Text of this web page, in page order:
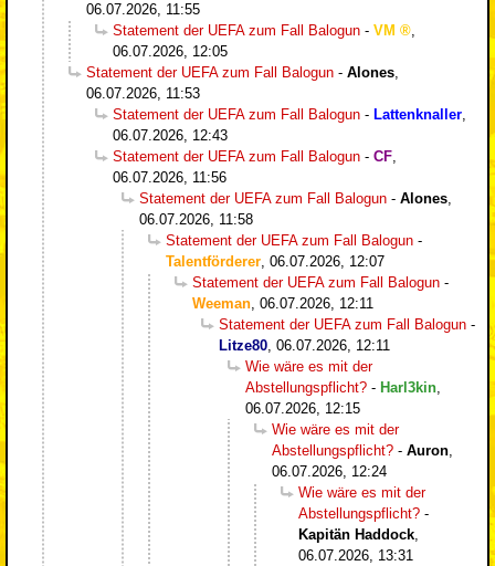
06.07.2026, 11:55
Statement der UEFA zum Fall Balogun - VM
,
06.07.2026, 12:05
Statement der UEFA zum Fall Balogun - Alones,
06.07.2026, 11:53
Statement der UEFA zum Fall Balogun - Lattenknaller,
06.07.2026, 12:43
Statement der UEFA zum Fall Balogun - CF,
06.07.2026, 11:56
Statement der UEFA zum Fall Balogun - Alones,
06.07.2026, 11:58
Statement der UEFA zum Fall Balogun -
Talentförderer, 06.07.2026, 12:07
Statement der UEFA zum Fall Balogun -
Weeman, 06.07.2026, 12:11
Statement der UEFA zum Fall Balogun -
Litze80, 06.07.2026, 12:11
Wie wäre es mit der
Abstellungspflicht? - Harl3kin,
06.07.2026, 12:15
Wie wäre es mit der
Abstellungspflicht? - Auron,
06.07.2026, 12:24
Wie wäre es mit der
Abstellungspflicht? -
Kapitän Haddock,
06.07.2026, 13:31